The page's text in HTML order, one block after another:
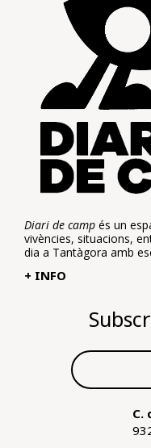
Diari de camp és un
vivències, situacions,
dia a Tantàgora amb
+ INFO
C.